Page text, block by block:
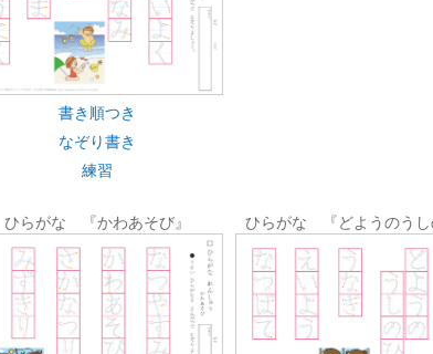
書き順つき
なぞり書き
練習
ひらがな 『かわあそび』 ひらがな 『どようのうし